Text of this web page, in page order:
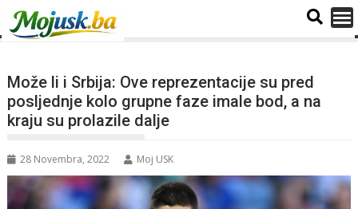
Može li i Srbija: Ove reprezentacije su pred
posljednje kolo grupne faze imale bod, a na
kraju su prolazile dalje
28 Novembra, 2022 Moj USK